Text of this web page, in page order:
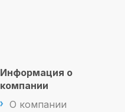
Информация о
компании
О компании